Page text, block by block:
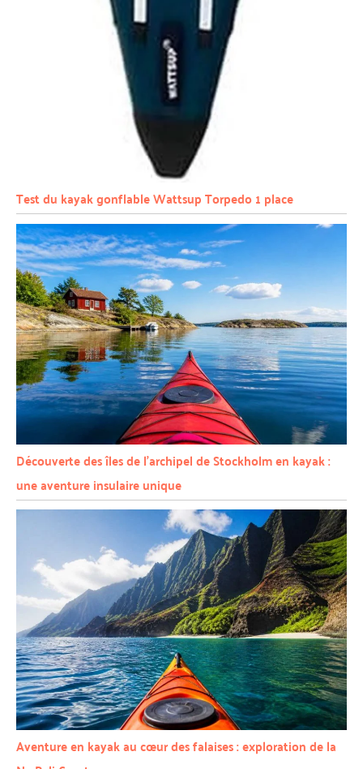
Test du kayak gonflable Wattsup Torpedo 1 place
Découverte des îles de l’archipel de Stockholm en kayak :
une aventure insulaire unique
Aventure en kayak au cœur des falaises : exploration de la